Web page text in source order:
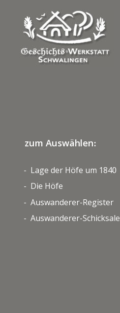
- Lage der Höfe um 1840
- Die Höfe
- Auswanderer-Register
- Auswanderer-Schicksale
zum Auswählen: